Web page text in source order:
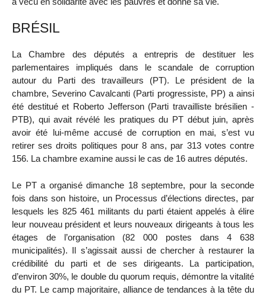
BRÉSIL
La Chambre des députés a entrepris de destituer les
parlementaires impliqués dans le scandale de corruption
autour du Parti des travailleurs (PT). Le président de la
chambre, Severino Cavalcanti (Parti progressiste, PP) a ainsi
été destitué et Roberto Jefferson (Parti travailliste brésilien -
PTB), qui avait révélé les pratiques du PT début juin, après
avoir été lui-même accusé de corruption en mai, s’est vu
retirer ses droits politiques pour 8 ans, par 313 votes contre
156. La chambre examine aussi le cas de 16 autres députés.
Le PT a organisé dimanche 18 septembre, pour la seconde
fois dans son histoire, un Processus d’élections directes, par
lesquels les 825 461 militants du parti étaient appelés à élire
leur nouveau président et leurs nouveaux dirigeants à tous les
étages de l’organisation (82 000 postes dans 4 638
municipalités). Il s’agissait aussi de chercher à restaurer la
crédibilité du parti et de ses dirigeants. La participation,
d’environ 30%, le double du quorum requis, démontre la vitalité
du PT. Le camp majoritaire, alliance de tendances à la tête du